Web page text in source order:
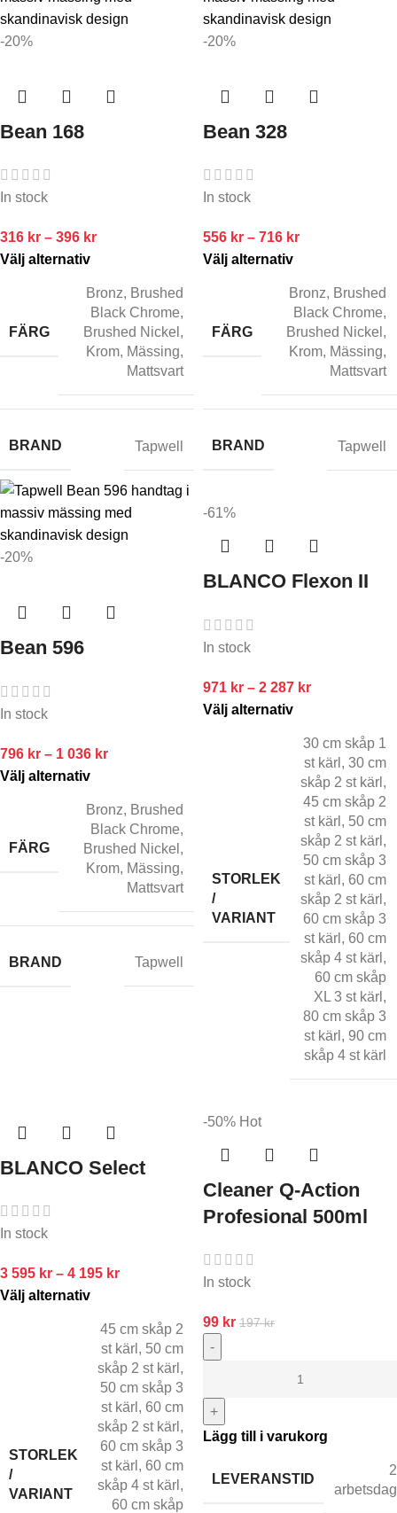
-20%
Bean 168
In stock
316 kr – 396 kr
Välj alternativ
FÄRG
Bronz, Brushed
Black Chrome,
Brushed Nickel ,
Krom, Mässing,
Mattsvart
BRAND Tapwell
-20%
Bean 328
In stock
556 kr – 716 kr
Välj alternativ
FÄRG
Bronz, Brushed
Black Chrome,
Brushed Nickel ,
Krom, Mässing,
Mattsvart
BRAND Tapwell
-20%
Bean 596
In stock
796 kr – 1 036 kr
Välj alternativ
FÄRG
Bronz, Brushed
Black Chrome,
Brushed Nickel ,
Krom, Mässing,
Mattsvart
BRAND Tapwell
-61%
BLANCO Flexon II
In stock
971 kr – 2 287 kr
Välj alternativ
STORLEK
/
VARIANT
30 cm skåp 1
st kärl , 30 cm
skåp 2 st kärl ,
45 cm skåp 2
st kärl , 50 cm
skåp 2 st kärl ,
50 cm skåp 3
st kärl , 60 cm
skåp 2 st kärl ,
60 cm skåp 3
st kärl , 60 cm
skåp 4 st kärl ,
60 cm skåp
XL 3 st kärl ,
80 cm skåp 3
st kärl , 90 cm
skåp 4 st kärl
BLANCO Select
In stock
3 595 kr – 4 195 kr
Välj alternativ
STORLEK
/
VARIANT
45 cm skåp 2
st kärl , 50 cm
skåp 2 st kärl ,
50 cm skåp 3
st kärl , 60 cm
skåp 2 st kärl ,
60 cm skåp 3
st kärl , 60 cm
skåp 4 st kärl ,
60 cm skåp
-50% Hot
Cleaner Q-Action
Profesional 500ml
In stock
99 kr 197kr
-
+
Lägg till i varukorg
LEVERANSTID